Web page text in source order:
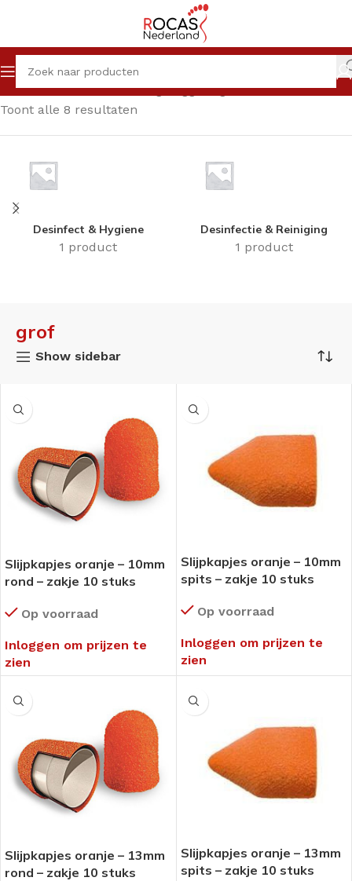
Home Winkel Producten getagged “grof”
Toont alle 8 resultaten
Desinfect & Hygiene
1 product
Desinfectie & Reiniging
1 product
grof
Show sidebar
Slijpkapjes oranje – 10mm
rond – zakje 10 stuks
Op voorraad
Inloggen om prijzen te
zien
Slijpkapjes oranje – 10mm
spits – zakje 10 stuks
Op voorraad
Inloggen om prijzen te
zien
Slijpkapjes oranje – 13mm
rond – zakje 10 stuks
Slijpkapjes oranje – 13mm
spits – zakje 10 stuks